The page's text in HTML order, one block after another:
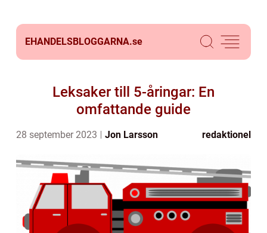
EHANDELSBLOGGARNA.se
Leksaker till 5-åringar: En
omfattande guide
28 september 2023 Jon Larsson redaktionel